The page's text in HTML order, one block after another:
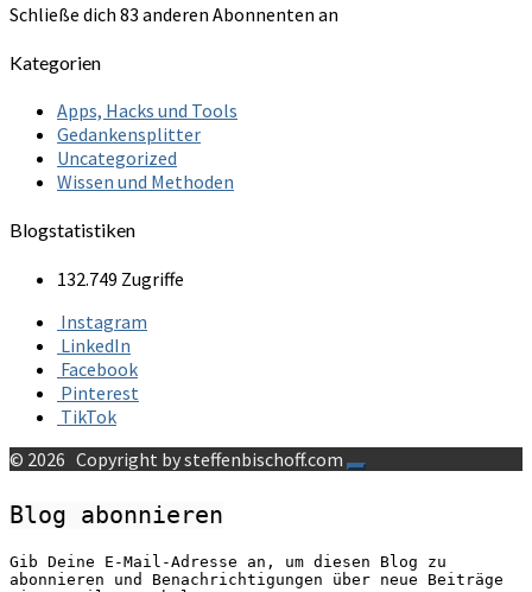
Schließe dich 83 anderen Abonnenten an
Kategorien
Apps, Hacks und Tools
Gedankensplitter
Uncategorized
Wissen und Methoden
Blogstatistiken
132.749 Zugriffe
Instagram
LinkedIn
Facebook
Pinterest
TikTok
© 2026 Copyright by steffenbischoff.com
Blog abonnieren
Gib Deine E-Mail-Adresse an, um diesen Blog zu
abonnieren und Benachrichtigungen über neue Beiträge